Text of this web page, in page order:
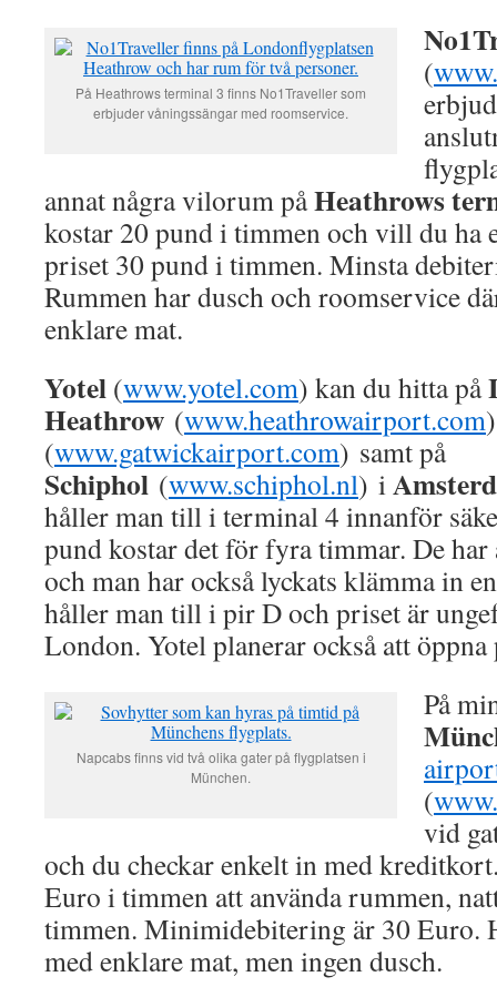
På Heathrows terminal 3 finns No1Traveller som
erbjuder våningssängar med roomservice.
(
annat några vilorum påHeathrows
kostar 20 pund i timmen och vill du ha
priset 30 pund i timmen. Minsta
Rummen har dusch och roomservice
enklare mat.
Yotel (www.yotel.com) kan du hitta på
Heathrow (www.heathrowairport.com)
(www.gatwickairport.com) samt på
Schiphol (www.schiphol.nl) i
håller man till i terminal 4 innanför
pund kostar det för fyra timmar. De har
och man har också lyckats klämma in
håller man till i pir D och priset är
London. Yotel planerar också att
Napcabs finns vid två olika gater på flygplatsen i
München.
På
(
vid
och du checkar enkelt in med
Euro i timmen att använda rummen,
timmen. Minimidebitering är 30 Euro.
med enklare mat, men ingen dusch.